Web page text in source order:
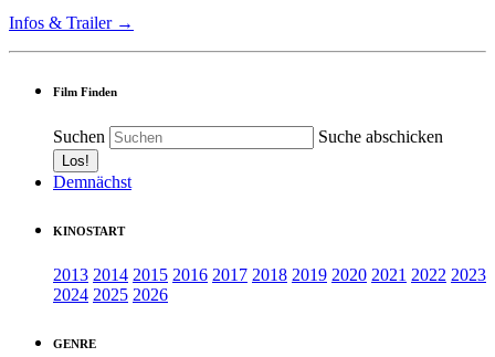
Infos & Trailer →
Film Finden
Suchen Suche abschicken
Demnächst
KINOSTART
2013 2014 2015 2016 2017 2018 2019 2020 2021 2022 2023
2024 2025 2026
GENRE